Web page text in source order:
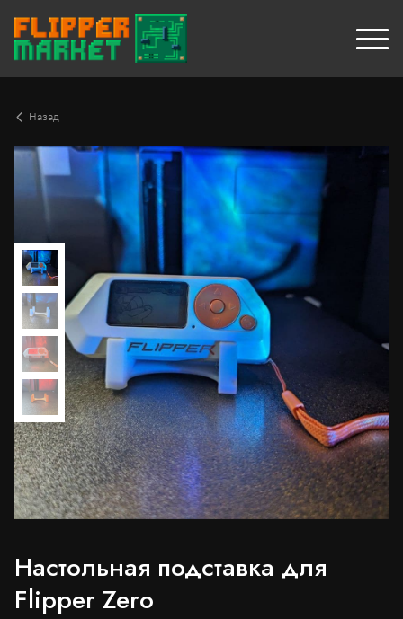
Назад
Настольная подставка для
Flipper Zero